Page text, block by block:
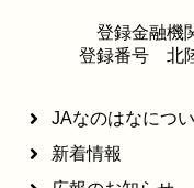
登録金融機
登録番号 北
JAなのはなにつ
新着情報